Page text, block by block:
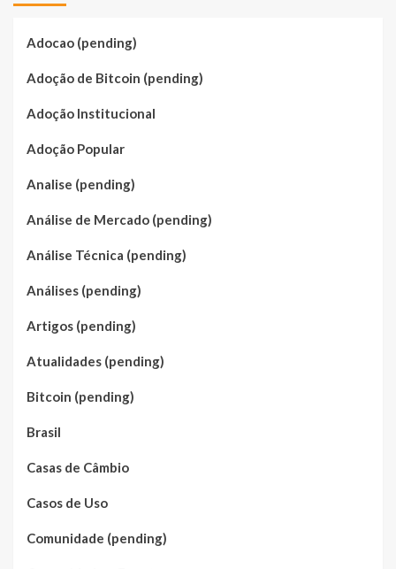
Adocao (pending)
Adoção de Bitcoin (pending)
Adoção Institucional
Adoção Popular
Analise (pending)
Análise de Mercado (pending)
Análise Técnica (pending)
Análises (pending)
Artigos (pending)
Atualidades (pending)
Bitcoin (pending)
Brasil
Casas de Câmbio
Casos de Uso
Comunidade (pending)